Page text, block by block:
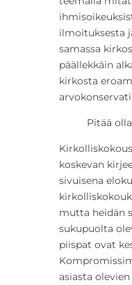
ilmoituksesta
samassa
päällekkäin
kirkosta
Pitää
koskevan
sivuisena
mutta heidän
sukupuolta
piispat ovat
asiasta